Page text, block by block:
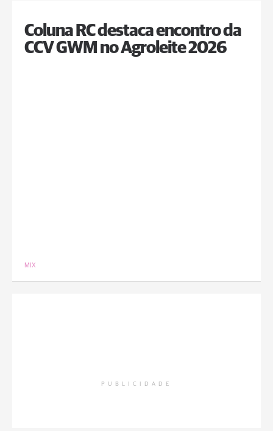
Coluna RC destaca encontro da
CCV GWM no Agroleite 2026
MIX
PUBLICIDADE